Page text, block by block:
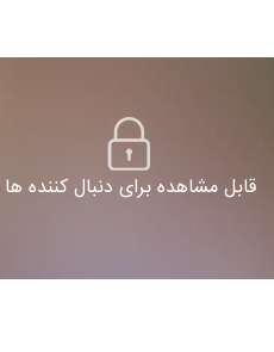
قابل مشاهده برای دنبال کننده ها